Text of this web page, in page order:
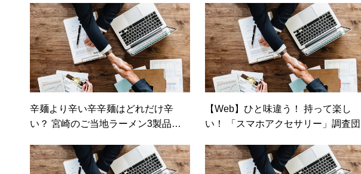
ンディネット】
辛麺より辛い辛辛麺はどれだけ辛
い？ 宮崎のご当地ラーメン3製品を
【Web】ひと味違う！ 持って楽し
い！ 「スマホアクセサリー」調査団